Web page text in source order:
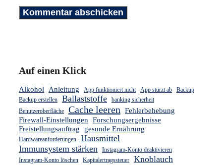
Auf einen Klick
Alkohol Anleitung App funktioniert nicht App stürzt ab
Backup
Backup erstellen
Ballaststoffe
banking sicherheit
Benutzeroberfläche
Cache leeren Fehlerbehebung
Firewall-Einstellungen Forschungsergebnisse
Freistellungsauftrag
gesunde Ernährung
Hardwareanforderungen
Hausmittel
Immunsystem stärken
Instagram-Konto deaktivieren
Instagram-Konto löschen
Kapitalertragssteuer Knoblauch